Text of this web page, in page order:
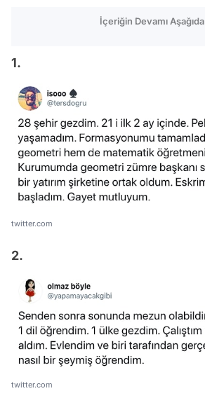
İçeriğin Devamı Aşağıda
1.
twitter.com
2.
twitter.com